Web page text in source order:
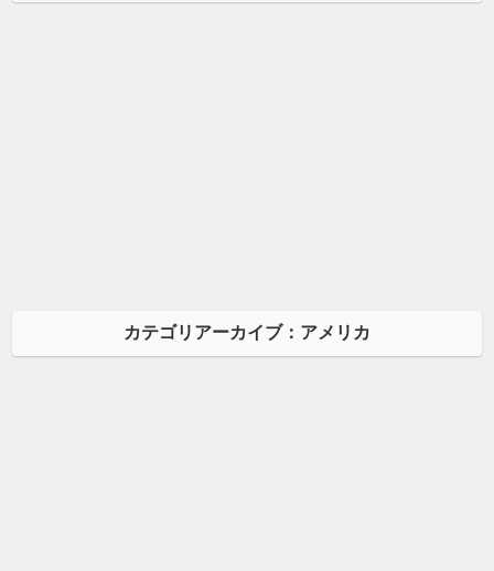
カテゴリアーカイブ：アメリカ